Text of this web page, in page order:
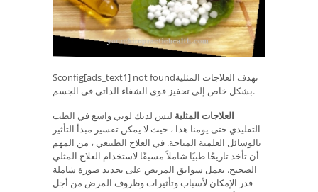
$config[ads_text1] not foundتهدف العلاجات المثلية
بشكل خاص إلى تحفيز قوى الشفاء الذاتي في الجسم.
العلاجات المثلية ليس لديك لوبي واسع في الطب
التقليدي حتى يومنا هذا ، حيث لا يمكن تفسير مبدأ التأثير
بالوسائل العلمية المتاحة. في العلاج الطبيعي ، من المهم
أن تأخذ تاريخًا طبيًا شاملاً مسبقًا لاستخدام العلاج المثلي
الصحيح. تعمل سوابق المريض على تحديد صورة شاملة
قدر الإمكان لأسباب وتأثيرات وظروف المرض من أجل